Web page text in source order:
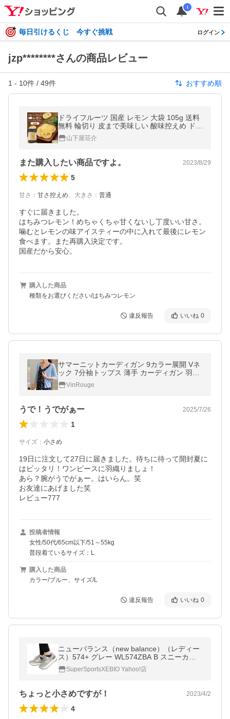
i
毎日引けるくじ 今すぐ挑戦 ログイン
jzp********さんの商品レビュー
1 - 10件 / 49件 おすすめ順
ドライフルーツ 国産 レモン 大袋 105g 送料
無料 輪切り 皮まで美味しい 酸味控えめ ドラ
イレモン 南信州菓子工房 ギフト ヨーグルト
に ポイント利用 超PayPay祭
山下屋荘介
また購入したい商品ですよ。 2023/8/29
5
甘さ ： 甘さ控えめ、 大きさ ： 普通
すぐに届きました。
はちみつレモン！めちゃくちゃ甘くないし丁度いい甘さ。
噛むとレモンの味アイスティーの中に入れて最後にレモン
食べます。また再購入決定です。
国産だから安心。
購入した商品
種類をお選びください/はちみつレモン
違反報告 いいね 0
サマーニットカーディガン 9カラー展開 Vネ
ック 7分袖トップス 薄手 カーディガン 羽織
り 無地 サマーニット 大きいサイズ 薄手 冷
房対策 UVケア2A29
VinRouge
うで！うでがぁー 2025/7/26
1
サイズ ： 小さめ
19日に注文して27日に届きました。待ちに待って開封夏に
はピッタリ！ワンピースに羽織りましょ！
あら？腕がうでがぁー。はいらん。笑
お友達にあげました笑
レビュー777
投稿者情報
女性/50代/65cm以下/51～55kg
普段着ているサイズ：L
購入した商品
カラー/ブルー、サイズ/L
違反報告 いいね 0
ニューバランス（new balance）（レディー
ス）574+ グレー WL574ZBA B スニーカー
スポーツシューズ カジュアル 運動 靴 通勤
通学 厚底 レトロ 刺繍 ロゴ
SuperSportsXEBIO Yahoo!店
ちょっと小さめですが！ 2023/4/2
4